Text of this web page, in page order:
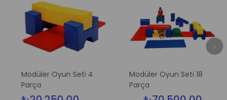
Modüler Oyun Seti 4
Parça
Modüler Oyun Seti 18
Parça